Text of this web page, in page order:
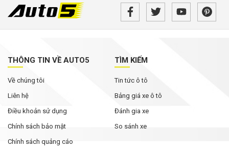
THÔNG TIN VỀ AUTO5
Về chúng tôi
Liên hệ
Điều khoản sử dụng
Chính sách bảo mật
Chính sách quảng cáo
TÌM KIẾM
Tin tức ô tô
Bảng giá xe ô tô
Đánh gia xe
So sánh xe